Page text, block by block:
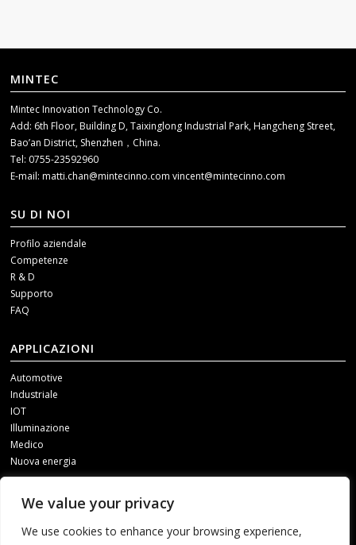
We value your privacy
We use cookies to enhance your browsing experience,
MINTEC
Mintec Innovation Technology Co.
Add: 6th Floor, Building D, Taixinglong Industrial Park, Hangcheng Street,
Bao’an District, Shenzhen，China.
Tel: 0755-23592960
E-mail:matti.chan@mintecinno.comvincent@mintecinno.com
SU DI NOI
Profilo aziendale
Competenze
R & D
Supporto
FAQ
APPLICAZIONI
Automotive
Industriale
IOT
Illuminazione
Medico
Nuova energia
SOCIAL MEDIA
Per ricevere i nostri aggiornamenti, contattateci attraverso uno dei